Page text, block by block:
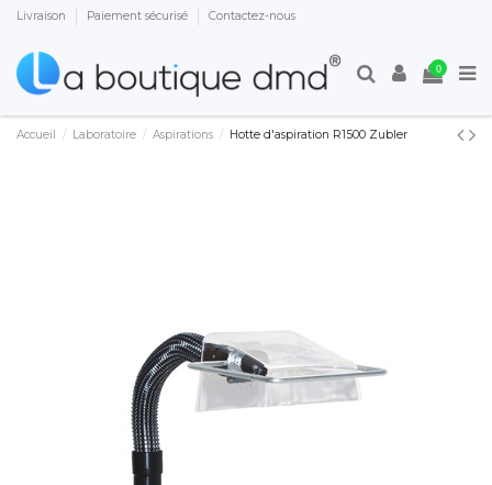
Livraison Paiement sécurisé Contactez-nous
0
Accueil Laboratoire Aspirations Hotte d'aspiration R1500 Zubler